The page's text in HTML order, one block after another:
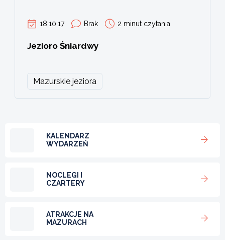
18.10.17 Brak 2 minut czytania
Jezioro Śniardwy
Mazurskie jeziora
KALENDARZ
WYDARZEŃ
NOCLEGI I
CZARTERY
ATRAKCJE NA
MAZURACH